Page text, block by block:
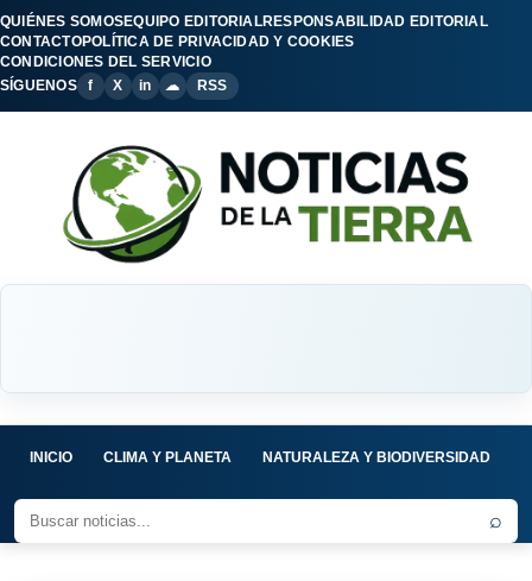
QUIÉNES SOMOSEQUIPO EDITORIALRESPONSABILIDAD EDITORIAL
CONTACTOPOLÍTICA DE PRIVACIDAD Y COOKIES
CONDICIONES DEL SERVICIO
SÍGUENOS
f X in ☁ RSS
INICIO CLIMA Y PLANETA NATURALEZA Y BIODIVERSIDAD
⌕